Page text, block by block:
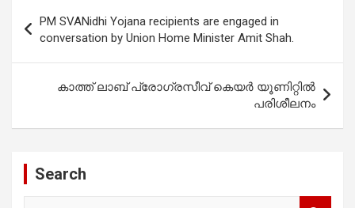
navigation
PM SVANidhi Yojana recipients are engaged in
conversation by Union Home Minister Amit Shah.
കാത്ത് ലാബ് പ്രോഗ്രസീവ് കെയർ യൂണിറ്റിൽ
പരിശീലനം
Search